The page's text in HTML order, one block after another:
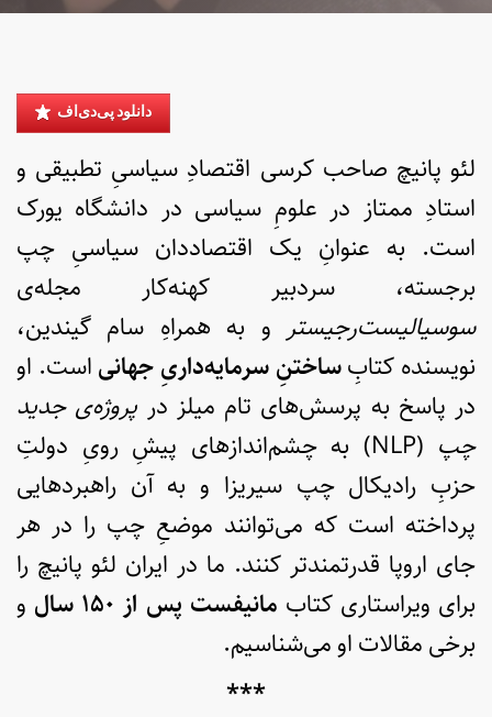
دانلود پی‌دی‌اف
لئو پانیچ صاحب کرسی اقتصادِ سیاسیِ تطبیقی و
استادِ ممتاز در علومِ سیاسی در دانشگاه یورک
است. به عنوانِ یک اقتصاددان سیاسیِ چپ
برجسته، سردبیر کهنه‌کار مجله‌ی
سوسیالیست‌رجیستر و به همراهِ سام گیندین،
نویسنده کتابِساختنِ سرمایه‌داریِ جهانی است. او
در پاسخ به پرسش‌های تام میلز در پروژه‌ی جدید
چپ
(NLP) به چشم‌اندازهای پیشِ رویِ دولتِ
حزبِ رادیکال چپ سیریزا و به آن‌ راهبردهایی
پرداخته است که می‌توانند موضعِ چپ را در هر
جای اروپا قدرتمندتر کنند. ما در ایران لئو پانیچ را
برای ویراستاری کتاب مانیفست پس از ۱۵۰ سال
و
برخی مقالات او می‌شناسیم.
***